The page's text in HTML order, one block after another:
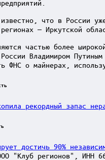
что в России
— Иркутской
частью более
Владимиром
ФНС о майнерах,
рекордный запас
достичь 90%
"Клуб регионов", ИНН